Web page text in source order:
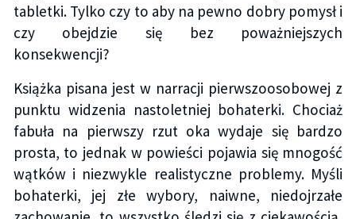
tabletki. Tylko czy to aby na pewno dobry pomysł i
czy obejdzie się bez poważniejszych
konsekwencji?
Książka pisana jest w narracji pierwszoosobowej z
punktu widzenia nastoletniej bohaterki. Chociaż
fabuła na pierwszy rzut oka wydaje się bardzo
prosta, to jednak w powieści pojawia się mnogość
wątków i niezwykle realistyczne problemy. Myśli
bohaterki, jej złe wybory, naiwne, niedojrzałe